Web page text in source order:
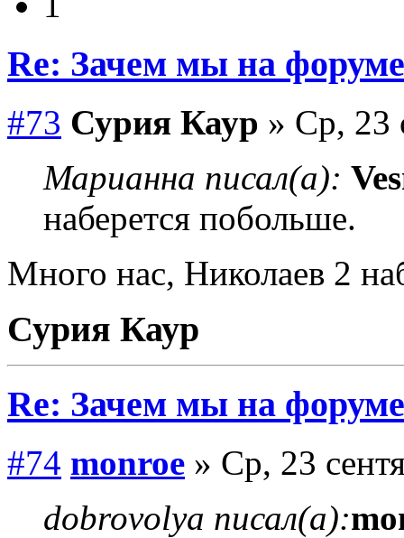
Re: Зачем мы на
#73 Сурия Каур » Ср, 23
Марианна писал(а):
наберется побольше.
Много нас, Николаев 2
Сурия Каур
Re: Зачем мы на
#74 monroe » Ср, 23
dobrovolya писал(а):